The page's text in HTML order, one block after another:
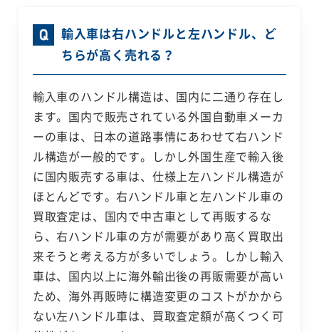
輸入車は右ハンドルと左ハンドル、ど
ちらが高く売れる？
輸入車のハンドル構造は、国内に二通り存在し
ます。国内で販売されている外国自動車メーカ
ーの車は、日本の道路事情にあわせて右ハンド
ル構造が一般的です。しかし外国生産で輸入後
に国内販売する車は、仕様上左ハンドル構造が
ほとんどです。右ハンドル車と左ハンドル車の
買取査定は、国内で中古車として再販するな
ら、右ハンドル車の方が需要があり高く買取出
来そうと考える方が多いでしょう。しかし輸入
車は、国内以上に海外輸出後の再販需要が高い
ため、海外再販時に構造変更のコストがかから
ない左ハンドル車は、買取査定額が高くつく可